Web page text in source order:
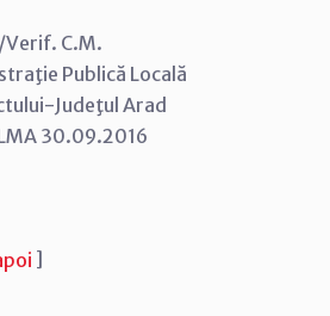
Verif. C.M.
Publică Locală
Judeţul Arad
30.09.2016
]